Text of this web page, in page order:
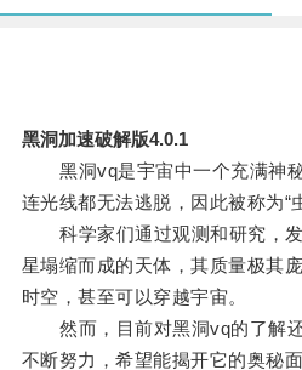
黑洞加速破解版4.0.1
黑洞vq是宇宙中一个充满神秘
连光线都无法逃脱，因此被称为“
科学家们通过观测和研究，发
星塌缩而成的天体，其质量极其
时空，甚至可以穿越宇宙。
然而，目前对黑洞vq的了解还
不断努力，希望能揭开它的奥秘